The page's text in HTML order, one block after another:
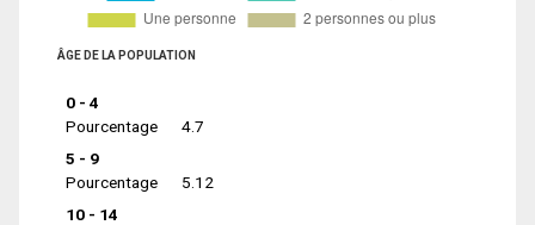
ÂGE DE LA POPULATION
0 - 4
Pourcentage
4.7
5 - 9
Pourcentage
5.12
10 - 14